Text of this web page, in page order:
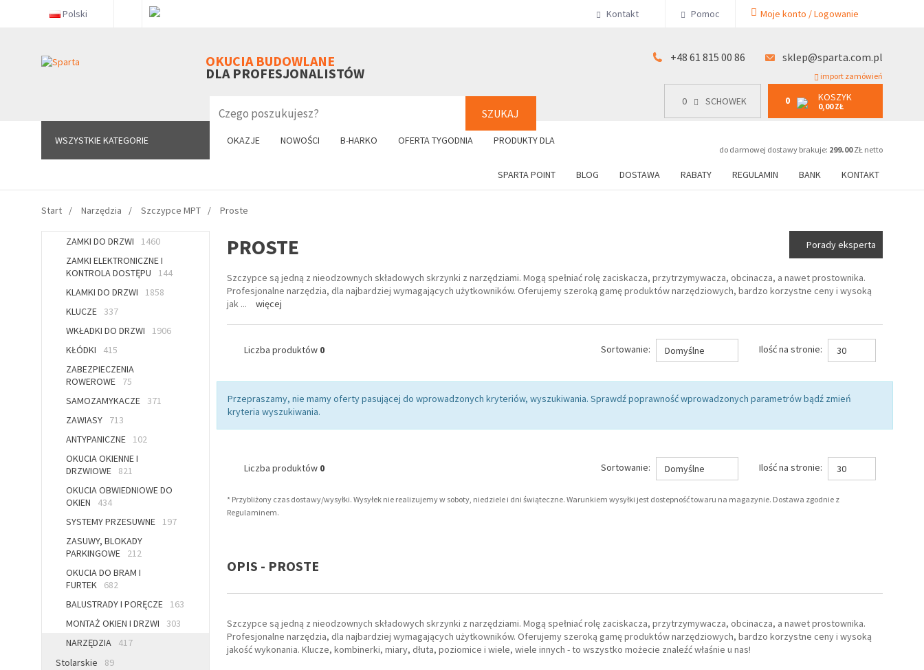
Polski Kontakt Pomoc Moje konto / Logowanie
OKUCIA BUDOWLANE
DLA PROFESJONALISTÓW
SZUKAJ
+48 61 815 00 86 sklep@sparta.com.pl
import zamówień
0 SCHOWEK 0 KOSZYK
0,00 ZŁ
do darmowej dostawy brakuje: 299.00ZŁ netto
WSZYSTKIE KATEGORIE OKAZJE NOWOŚCI B-HARKO OFERTA TYGODNIA PRODUKTY DLA
SPARTA POINT BLOG DOSTAWA RABATY REGULAMIN BANK KONTAKT
WSZYSTKIE KATEGORIE 0 SCHOWEK 0 KOSZYK
0,00 ZŁ
+48 61 815 00 86
Start Narzędzia Szczypce MPT Proste
ZAMKI DO DRZWI
1460
ZAMKI ELEKTRONICZNE I
KONTROLA DOSTĘPU
144
KLAMKI DO DRZWI
1858
KLUCZE
337
WKŁADKI DO DRZWI
1906
KŁÓDKI
415
ZABEZPIECZENIA
ROWEROWE
75
SAMOZAMYKACZE
371
ZAWIASY
713
ANTYPANICZNE
102
OKUCIA OKIENNE I
DRZWIOWE
821
OKUCIA OBWIEDNIOWE DO
OKIEN
434
SYSTEMY PRZESUWNE
197
ZASUWY, BLOKADY
PARKINGOWE
212
OKUCIA DO BRAM I
FURTEK
682
BALUSTRADY I PORĘCZE
163
MONTAŻ OKIEN I DRZWI
303
NARZĘDZIA
417
Stolarskie
89
PROSTE Porady eksperta
Szczypce są jedną z nieodzownych składowych skrzynki z narzędziami. Mogą spełniać rolę zaciskacza, przytrzymywacza, obcinacza, a nawet prostownika.
Profesjonalne narzędzia, dla najbardziej wymagających użytkowników. Oferujemy szeroką gamę produktów narzędziowych, bardzo korzystne ceny i wysoką
jak... więcej
Liczba produktów 0 Sortowanie: Domyślne Ilość na stronie: 30
Przepraszamy, nie mamy oferty pasującej do wprowadzonych kryteriów, wyszukiwania. Sprawdź poprawność wprowadzonych parametrów bądź zmień
kryteria wyszukiwania.
Liczba produktów 0 Sortowanie: Domyślne Ilość na stronie: 30
* Przybliżony czas dostawy/wysyłki. Wysyłek nie realizujemy w soboty, niedziele i dni świąteczne. Warunkiem wysyłki jest dostepność towaru na magazynie. Dostawa zgodnie z
Regulaminem.
OPIS - PROSTE
Szczypce są jedną z nieodzownych składowych skrzynki z narzędziami. Mogą spełniać rolę zaciskacza, przytrzymywacza, obcinacza, a nawet prostownika.
Profesjonalne narzędzia, dla najbardziej wymagających użytkowników. Oferujemy szeroką gamę produktów narzędziowych, bardzo korzystne ceny i wysoką
jakość wykonania. Klucze, kombinerki, miary, dłuta, poziomice i wiele, wiele innych - to wszystko możecie znaleźć właśnie u nas!